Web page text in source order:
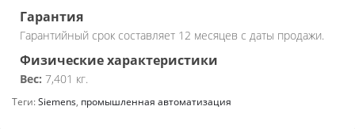
Гарантия
Гарантийный срок составляет 12 месяцев с даты продажи.
Физические характеристики
Вес: 7,401 кг.
Теги:Siemens, промышленная автоматизация